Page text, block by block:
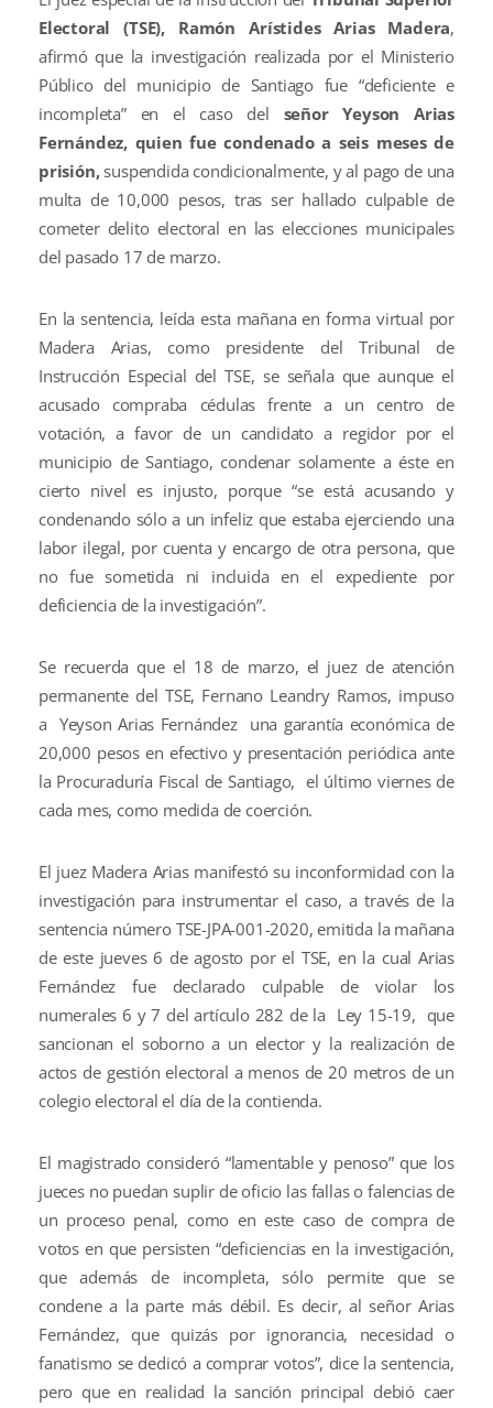
Electoral (TSE), Ramón Arístides Arias Madera,
afirmó que la investigación realizada por el Ministerio
Público del municipio de Santiago fue “deficiente e
incompleta” en el caso del señor Yeyson Arias
Fernández, quien fue condenado a seis meses de
prisión,suspendida condicionalmente, y al pago de una
multa de 10,000 pesos, tras ser hallado culpable de
cometer delito electoral en las elecciones municipales
del pasado 17 de marzo.
En la sentencia, leída esta mañana en forma virtual por
Madera Arias, como presidente del Tribunal de
Instrucción Especial del TSE, se señala que aunque el
acusado compraba cédulas frente a un centro de
votación, a favor de un candidato a regidor por el
municipio de Santiago, condenar solamente a éste en
cierto nivel es injusto, porque “se está acusando y
condenando sólo a un infeliz que estaba ejerciendo una
labor ilegal, por cuenta y encargo de otra persona, que
no fue sometida ni incluida en el expediente por
deficiencia de la investigación”.
Se recuerda que el 18 de marzo, el juez de atención
permanente del TSE, Fernano Leandry Ramos, impuso
a Yeyson Arias Fernández una garantía económica de
20,000 pesos en efectivo y presentación periódica ante
la Procuraduría Fiscal de Santiago, el último viernes de
cada mes, como medida de coerción.
El juez Madera Arias manifestó su inconformidad con la
investigación para instrumentar el caso, a través de la
sentencia número TSE-JPA-001-2020, emitida la mañana
de este jueves 6 de agosto por el TSE, en la cual Arias
Fernández fue declarado culpable de violar los
numerales 6 y 7 del artículo 282 de la Ley 15-19, que
sancionan el soborno a un elector y la realización de
actos de gestión electoral a menos de 20 metros de un
colegio electoral el día de la contienda.
El magistrado consideró “lamentable y penoso” que los
jueces no puedan suplir de oficio las fallas o falencias de
un proceso penal, como en este caso de compra de
votos en que persisten “deficiencias en la investigación,
que además de incompleta, sólo permite que se
condene a la parte más débil. Es decir, al señor Arias
Fernández, que quizás por ignorancia, necesidad o
fanatismo se dedicó a comprar votos”, dice la sentencia,
pero que en realidad la sanción principal debió caer